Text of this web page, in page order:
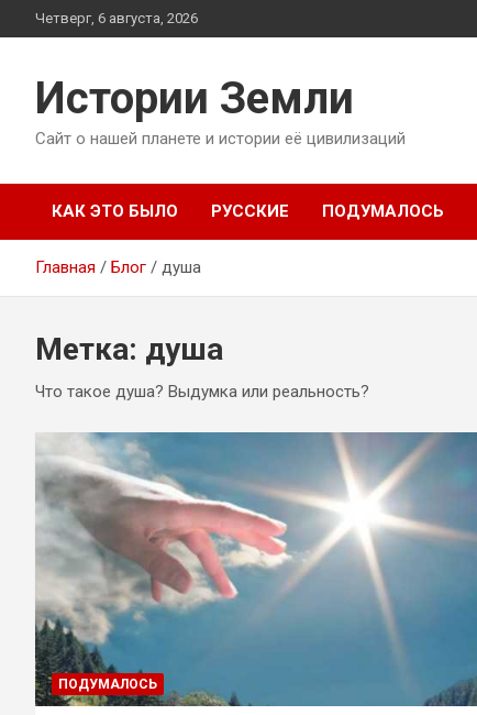
Перейти
к
Четверг, 6 августа, 2026
Истории Земли
Сайт о нашей планете и истории её цивилизаций
КАК ЭТО БЫЛО РУССКИЕ ПОДУМАЛОСЬ
Главная Блог душа
Метка: душа
Что такое душа? Выдумка или реальность?
ПОДУМАЛОСЬ